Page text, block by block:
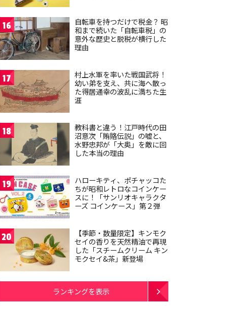
16
自転車を持つだけで税金？ 昭
和まで続いた「自転車税」の
意外な歴史と脱税が横行した
理由
17
村上水軍を率いた戦国武将！
幼い弟を支え、共に海へ散っ
た得居通幸の波乱に満ちた生
涯
18
教科書と違う！江戸時代の田
沼意次「賄賂伝説」の嘘と、
水野忠邦が「大奥」を敵に回
した本当の理由
19
ハローキティ、ポチャッコた
ちが昭和レトロなコインケー
スに！「サンリオキャラクタ
ーズ コインケース」第２弾
20
【季節・数量限定】キンモク
セイの香りを天然精油で再現
した「スチームクリーム キン
モクセイ&茶」新登場
ランキングを表示